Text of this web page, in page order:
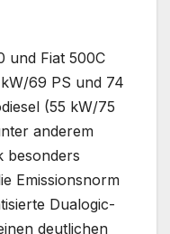
und Fiat 500C
69 PS und 74
(55 kW/75
anderem
besonders
Emissionsnorm
Dualogic-
deutlichen